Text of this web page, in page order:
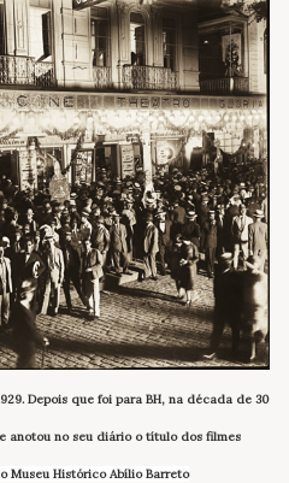
Depois que foi para BH, na década de 30
anotou no seu diário o título dos filmes
Museu Histórico Abílio Barreto